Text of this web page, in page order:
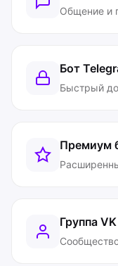
Общение и
Бот
Быстрый
Премиум
Группа VK